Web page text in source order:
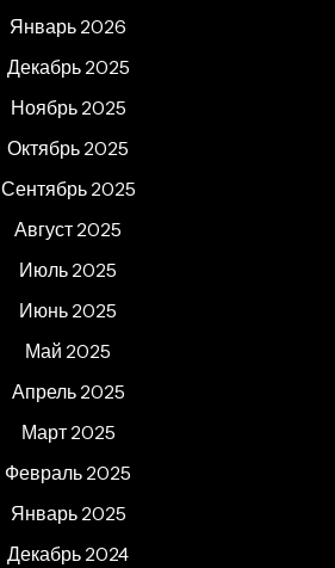
Январь 2026
Декабрь 2025
Ноябрь 2025
Октябрь 2025
Сентябрь 2025
Август 2025
Июль 2025
Июнь 2025
Май 2025
Апрель 2025
Март 2025
Февраль 2025
Январь 2025
Декабрь 2024